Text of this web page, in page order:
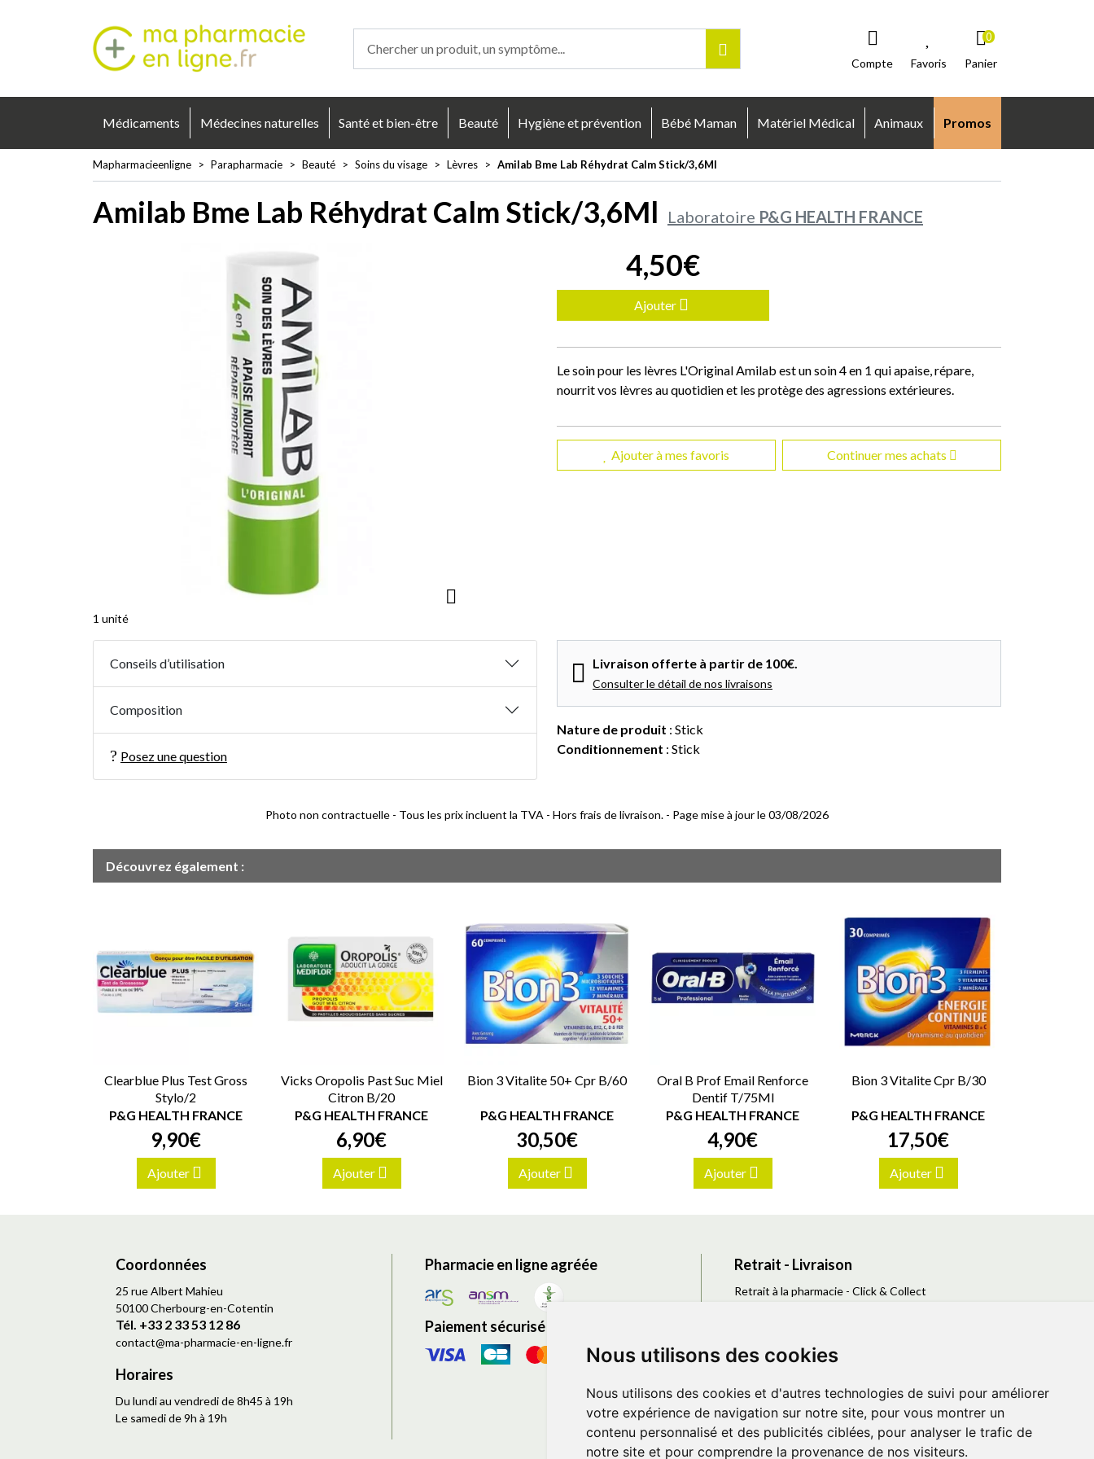
Nous utilisons des cookies
Nous utilisons des cookies et d'autres technologies de suivi pour améliorer
votre expérience de navigation sur notre site, pour vous montrer un
contenu personnalisé et des publicités ciblées, pour analyser le trafic de
notre site et pour comprendre la provenance de nos visiteurs.
Compte Favoris Panier
0
Médicaments Médecines naturelles Santé et bien-être Beauté Hygiène et prévention Bébé Maman Matériel Médical Animaux Promos
Mapharmacieenligne Parapharmacie Beauté Soins du visage Lèvres Amilab Bme Lab Réhydrat Calm Stick/3,6Ml
Amilab Bme Lab Réhydrat Calm Stick/3,6Ml Laboratoire P&G HEALTH FRANCE
1 unité
4,50€
Ajouter
Le soin pour les lèvres L'Original Amilab est un soin 4 en 1 qui apaise, répare,
nourrit vos lèvres au quotidien et les protège des agressions extérieures.
Ajouter à mes favoris Continuer mes achats
Conseils d’utilisation
Composition
Posez une question
Livraison offerte à partir de 100€.
Consulter le détail de nos livraisons
Nature de produit : Stick
Conditionnement : Stick
Photo non contractuelle - Tous les prix incluent la TVA - Hors frais de livraison. - Page mise à jour le 03/08/2026
Découvrez également :
Clearblue Plus Test Gross
Stylo/2
P&G HEALTH FRANCE
9,90€
Ajouter
Vicks Oropolis Past Suc Miel
Citron B/20
P&G HEALTH FRANCE
6,90€
Ajouter
Bion 3 Vitalite 50+ Cpr B/60
P&G HEALTH FRANCE
30,50€
Ajouter
Oral B Prof Email Renforce
Dentif T/75Ml
P&G HEALTH FRANCE
4,90€
Ajouter
Bion 3 Vitalite Cpr B/30
P&G HEALTH FRANCE
17,50€
Ajouter
Coordonnées
25 rue Albert Mahieu
50100 Cherbourg-en-Cotentin
Tél. +33 2 33 53 12 86
contact@ma-pharmacie-en-ligne.fr
Horaires
Du lundi au vendredi de 8h45 à 19h
Le samedi de 9h à 19h
Pharmacie en ligne agréée
Paiement sécurisé
Retrait - Livraison
Retrait à la pharmacie - Click & Collect